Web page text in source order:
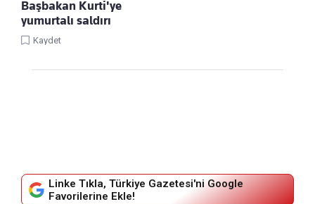
Başbakan Kurti'ye
yumurtalı saldırı
Kaydet
Linke Tıkla, Türkiye Gazetesi'ni Google
Favorilerine Ekle!